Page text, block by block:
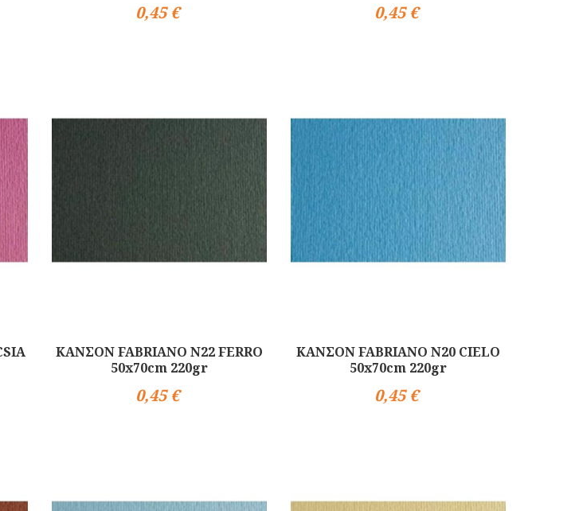
0,45 € 0,45 €
ΚΑΝΣΟΝ FABRIANO N22 FERRO
50x70cm 220gr
0,45 €
ΚΑΝΣΟΝ FABRIANO N20 CIELO
50x70cm 220gr
0,45 €